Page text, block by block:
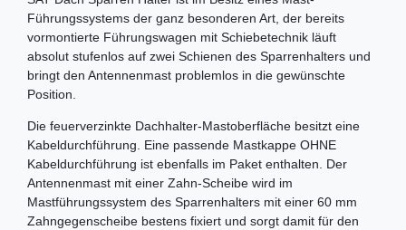
Führungssystems der ganz besonderen Art, der bereits
vormontierte Führungswagen mit Schiebetechnik läuft
absolut stufenlos auf zwei Schienen des Sparrenhalters und
bringt den Antennenmast problemlos in die gewünschte
Position.
Die feuerverzinkte Dachhalter-Mastoberfläche besitzt eine
Kabeldurchführung. Eine passende Mastkappe OHNE
Kabeldurchführung ist ebenfalls im Paket enthalten. Der
Antennenmast mit einer Zahn-Scheibe wird im
Mastführungssystem des Sparrenhalters mit einer 60 mm
Zahngegenscheibe bestens fixiert und sorgt damit für den